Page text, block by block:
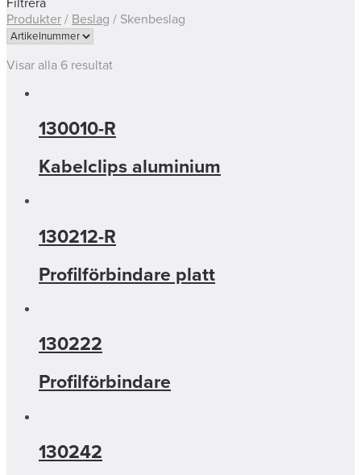
Produkter / Beslag / Skenbeslag
Visar alla 6 resultat
130010-R
Kabelclips aluminium
130212-R
Profilförbindare platt
130222
Profilförbindare
130242